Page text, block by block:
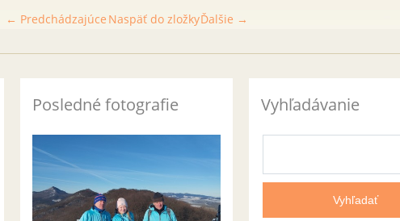
← Predchádzajúce Ďalšie →
Naspäť do zložky
Posledné fotografie Vyhľadávanie